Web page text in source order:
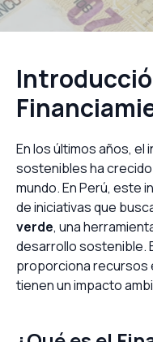
En los últimos años,
sostenibles ha
mundo. En Perú, este
de iniciativas que
verde, una
desarrollo sostenible.
proporciona recursos
tienen un impacto